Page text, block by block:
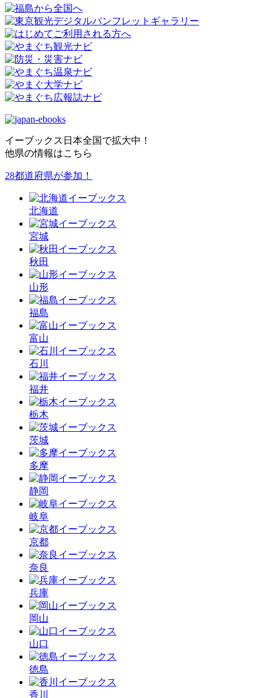
イーブックス日本全国で拡大中！
他県の情報はこちら
28都道府県が参加！
北海道
宮城
秋田
山形
福島
富山
石川
福井
栃木
茨城
多摩
静岡
岐阜
京都
奈良
兵庫
岡山
山口
徳島
香川